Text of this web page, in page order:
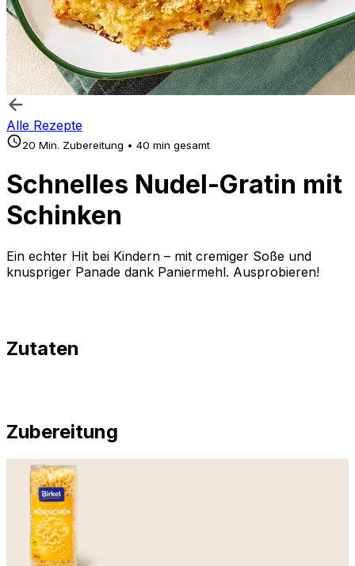
Alle Rezepte
20 Min. Zubereitung • 40 min gesamt
Schnelles Nudel-Gratin mit
Schinken
Ein echter Hit bei Kindern – mit cremiger Soße und
knuspriger Panade dank Paniermehl. Ausprobieren!
Zutaten
Zubereitung